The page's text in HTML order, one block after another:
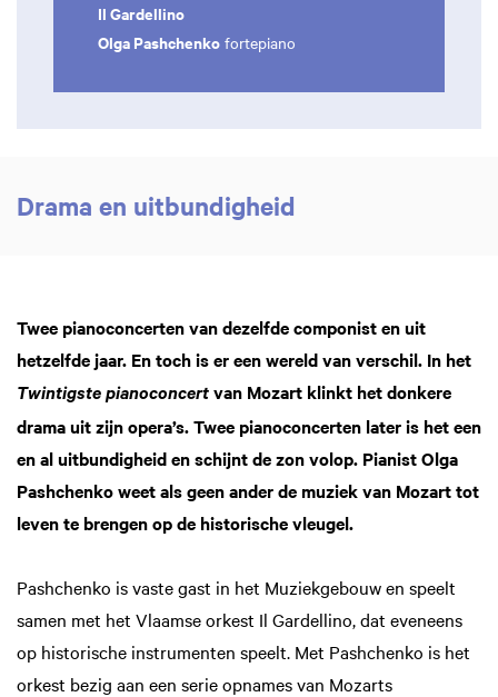
Il Gardellino
Olga Pashchenko fortepiano
Drama en uitbundigheid
Twee pianoconcerten van dezelfde componist en uit
hetzelfde jaar. En toch is er een wereld van verschil. In het
Twintigste pianoconcert van Mozart klinkt het donkere
drama uit zijn opera’s. Twee pianoconcerten later is het een
en al uitbundigheid en schijnt de zon volop. Pianist Olga
Pashchenko weet als geen ander de muziek van Mozart tot
leven te brengen op de historische vleugel.
Pashchenko is vaste gast in het Muziekgebouw en speelt
samen met het Vlaamse orkest Il Gardellino, dat eveneens
op historische instrumenten speelt. Met Pashchenko is het
orkest bezig aan een serie opnames van Mozarts